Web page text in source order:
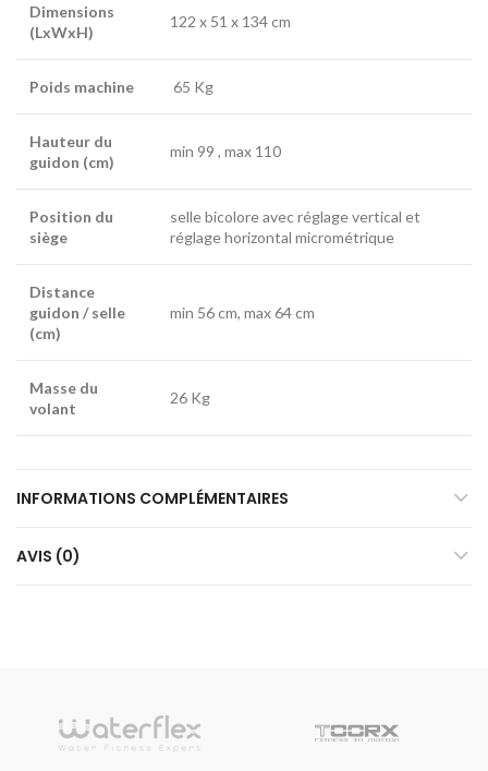
Dimensions
(LxWxH)
122 x 51 x 134 cm
Poids machine 65 Kg
Hauteur du
guidon (cm)
min 99 , max 110
Position du
siège
selle bicolore avec réglage vertical et
réglage horizontal micrométrique
Distance
guidon / selle
(cm)
min 56 cm, max 64 cm
Masse du
volant
26 Kg
INFORMATIONS COMPLÉMENTAIRES
AVIS (0)